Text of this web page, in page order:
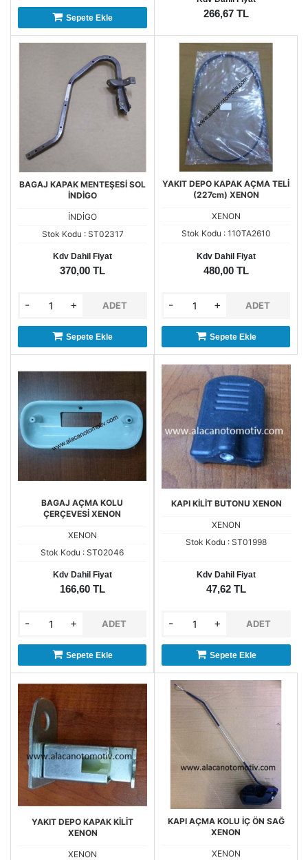
Sepete Ekle 266,67 TL
BAGAJ KAPAK MENTEŞESİ SOL
İNDİGO
İNDİGO
Stok Kodu : ST02317
Kdv Dahil Fiyat
370,00 TL
- + ADET
Sepete Ekle
YAKIT DEPO KAPAK AÇMA TELİ
(227cm) XENON
XENON
Stok Kodu : 110TA2610
Kdv Dahil Fiyat
480,00 TL
- + ADET
Sepete Ekle
BAGAJ AÇMA KOLU
ÇERÇEVESİ XENON
XENON
Stok Kodu : ST02046
Kdv Dahil Fiyat
166,60 TL
- + ADET
Sepete Ekle
KAPI KİLİT BUTONU XENON
XENON
Stok Kodu : ST01998
Kdv Dahil Fiyat
47,62 TL
- + ADET
Sepete Ekle
YAKIT DEPO KAPAK KİLİT
XENON
XENON
KAPI AÇMA KOLU İÇ ÖN SAĞ
XENON
XENON